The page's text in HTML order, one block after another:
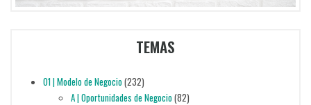
TEMAS
01 | Modelo de Negocio(232)
A | Oportunidades de Negocio(82)